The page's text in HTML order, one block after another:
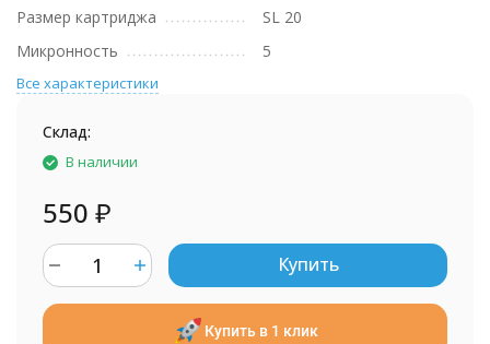
Размер картриджа
SL 20
Микронность
5
Все характеристики
Склад:
В наличии
550 ₽
Купить
Купить в 1 клик